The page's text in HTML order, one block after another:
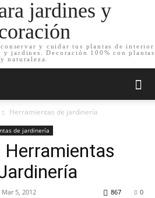
jardines y
y cuidar tus plantas de interior
jardines. Decoración 100% con plantas
y naturaleza.
Herramientas de jardinería
de jardinería
Mar 5, 2012 0
867